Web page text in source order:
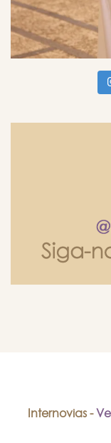
Internovias -